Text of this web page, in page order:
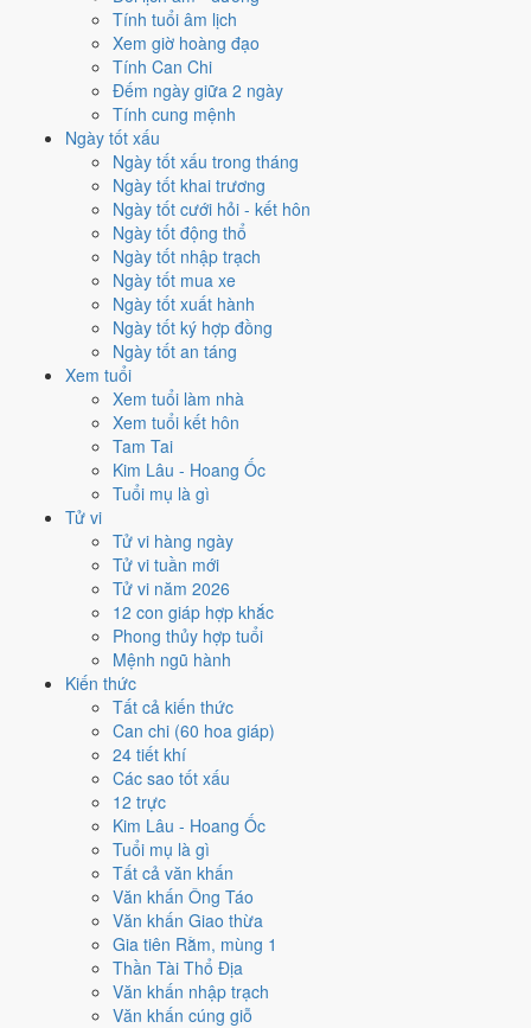
Tính tuổi âm lịch
Xem giờ hoàng đạo
Tính Can Chi
Đếm ngày giữa 2 ngày
Tính cung mệnh
Ngày tốt xấu
Ngày tốt xấu trong tháng
Ngày tốt khai trương
Ngày tốt cưới hỏi - kết hôn
Ngày tốt động thổ
Ngày tốt nhập trạch
Ngày tốt mua xe
Ngày tốt xuất hành
Ngày tốt ký hợp đồng
Ngày tốt an táng
Xem tuổi
Xem tuổi làm nhà
Xem tuổi kết hôn
Tam Tai
Kim Lâu - Hoang Ốc
Tuổi mụ là gì
Tử vi
Tử vi hàng ngày
Tử vi tuần mới
Tử vi năm 2026
12 con giáp hợp khắc
Phong thủy hợp tuổi
Mệnh ngũ hành
Kiến thức
Tất cả kiến thức
Can chi (60 hoa giáp)
24 tiết khí
Các sao tốt xấu
12 trực
Kim Lâu - Hoang Ốc
Tuổi mụ là gì
Tất cả văn khấn
Văn khấn Ông Táo
Văn khấn Giao thừa
Gia tiên Rằm, mùng 1
Thần Tài Thổ Địa
Văn khấn nhập trạch
Văn khấn cúng giỗ
Vận 7 lấy hànhKim làm chủ, đóng ở Đoài · Chính Tây. Năm 1994
mang Can Giáp hành Mộc. So với hành Vận thì
(tương khắc) . Theo Huyền Không, đây là năm cần giữ thế, tránh mở
rộng dàn trải.
Thất Xích Đoài Kim
Vận 7 · Hạ Nguyên · 1984 - 2003
Đoài · Chính Tây
Thất Xích (7)
Lịch âm dương 12 tháng năm
1994 có gì đáng chú ý?
12 tháng dương năm 1994 trải trên các tháng âm từ
năm Quý Dậu đến tháng 11 âm năm Giáp Tuất
tháng nhuận âm
Năm 1994 có
85 ngày từ mức Tốt trở lên
với 9 ngày. Ít nhất là tháng 12, chỉ 5 ngày, nên tránh xếp việc lớn vào
Các mốc lớn rơi vào:Ông Công Ông Táo 3/2
Lễ Vu Lan 21/8,Tết Trung Thu 20/9
12 tháng theo số ngày tốt, còn lưới ngày của từng tháng nằm ngay
Tháng 11 âm (Giáp Tý)
Tháng 12 âm (Ất Sửu)
Tháng 1 âm (Bính Dần)
Tháng 2 âm (Đinh Mão)